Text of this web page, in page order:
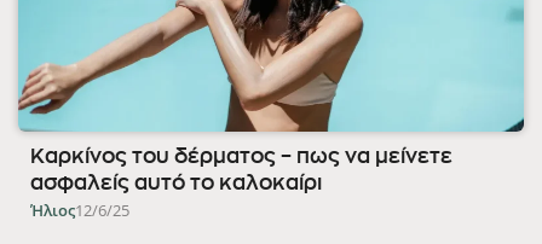
Καρκίνος του δέρματος – πως να μείνετε
ασφαλείς αυτό το καλοκαίρι
Ήλιος12/6/25